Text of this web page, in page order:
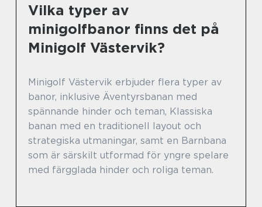
Vilka typer av
minigolfbanor finns det på
Minigolf Västervik?
Minigolf Västervik erbjuder flera typer av
banor, inklusive Äventyrsbanan med
spännande hinder och teman, Klassiska
banan med en traditionell layout och
strategiska utmaningar, samt en Barnbana
som är särskilt utformad för yngre spelare
med färgglada hinder och roliga teman.